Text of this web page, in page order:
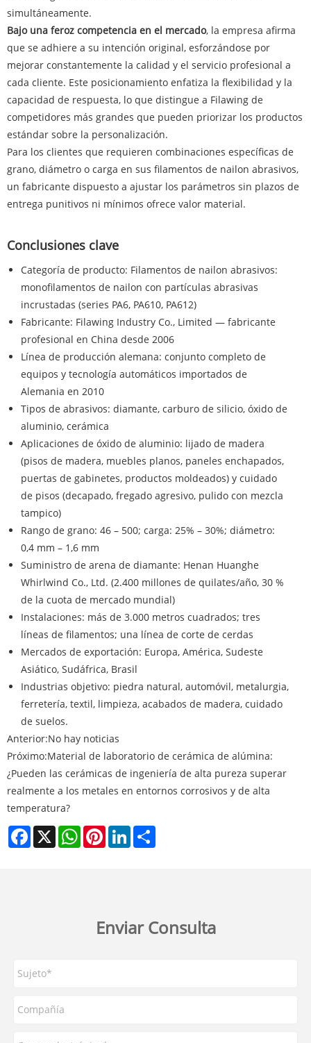
simultáneamente.
Bajo una feroz competencia en el mercado, la empresa afirma
que se adhiere a su intención original, esforzándose por
mejorar constantemente la calidad y el servicio profesional a
cada cliente. Este posicionamiento enfatiza la flexibilidad y la
capacidad de respuesta, lo que distingue a Filawing de
competidores más grandes que pueden priorizar los productos
estándar sobre la personalización.
Para los clientes que requieren combinaciones específicas de
grano, diámetro o carga en sus filamentos de nailon abrasivos,
un fabricante dispuesto a ajustar los parámetros sin plazos de
entrega punitivos ni mínimos ofrece valor material.
Conclusiones clave
Categoría de producto: Filamentos de nailon abrasivos:
monofilamentos de nailon con partículas abrasivas
incrustadas (series PA6, PA610, PA612)
Fabricante: Filawing Industry Co., Limited — fabricante
profesional en China desde 2006
Línea de producción alemana: conjunto completo de
equipos y tecnología automáticos importados de
Alemania en 2010
Tipos de abrasivos: diamante, carburo de silicio, óxido de
aluminio, cerámica
Aplicaciones de óxido de aluminio: lijado de madera
(pisos de madera, muebles planos, paneles enchapados,
puertas de gabinetes, productos moldeados) y cuidado
de pisos (decapado, fregado agresivo, pulido con mezcla
tampico)
Rango de grano: 46 – 500; carga: 25% – 30%; diámetro:
0,4 mm – 1,6 mm
Suministro de arena de diamante: Henan Huanghe
Whirlwind Co., Ltd. (2.400 millones de quilates/año, 30 %
de la cuota de mercado mundial)
Instalaciones: más de 3.000 metros cuadrados; tres
líneas de filamentos; una línea de corte de cerdas
Mercados de exportación: Europa, América, Sudeste
Asiático, Sudáfrica, Brasil
Industrias objetivo: piedra natural, automóvil, metalurgia,
ferretería, textil, limpieza, acabados de madera, cuidado
de suelos.
Anterior:No hay noticias
Próximo:Material de laboratorio de cerámica de alúmina:
¿Pueden las cerámicas de ingeniería de alta pureza superar
realmente a los metales en entornos corrosivos y de alta
temperatura?
Facebook
X WhatsAppPinterestLinkedIn
Enviar Consulta